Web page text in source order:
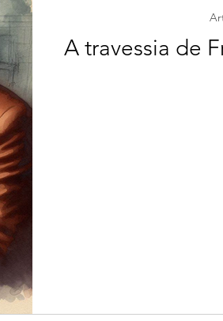
A travessia de